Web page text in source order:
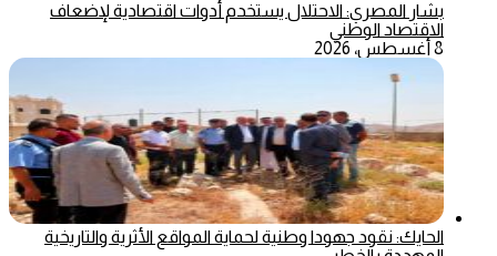
بشار المصري: الاحتلال يستخدم أدوات اقتصادية لإضعاف
الاقتصاد الوطني
8 أغسطس، 2026
الحايك: نقود جهودا وطنية لحماية المواقع الأثرية والتاريخية